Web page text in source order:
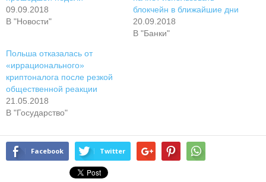
09.09.2018
В "Новости"
блокчейн в ближайшие дни
20.09.2018
В "Банки"
Польша отказалась от
«иррационального»
криптоналога после резкой
общественной реакции
21.05.2018
В "Государство"
Facebook Twitter